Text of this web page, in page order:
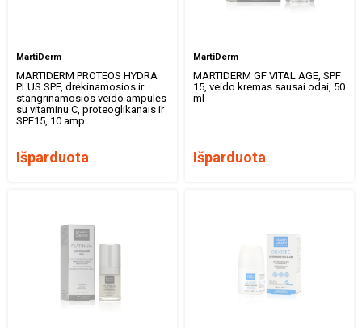
MartiDerm
MARTIDERM PROTEOS HYDRA
PLUS SPF, drėkinamosios ir
stangrinamosios veido ampulės
su vitaminu C, proteoglikanais ir
SPF15, 10 amp.
Išparduota
MartiDerm
MARTIDERM GF VITAL AGE, SPF
15, veido kremas sausai odai, 50
ml
Išparduota